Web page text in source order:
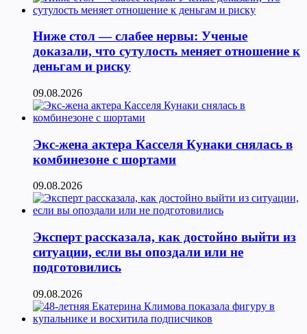
Ниже стол — слабее нервы: Ученые
доказали, что сутулость меняет отношение к
деньгам и риску
09.08.2026
Экс-жена актера Касселя Кунаки снялась в
комбинезоне с шортами
09.08.2026
Эксперт рассказала, как достойно выйти из
ситуации, если вы опоздали или не
подготовились
09.08.2026